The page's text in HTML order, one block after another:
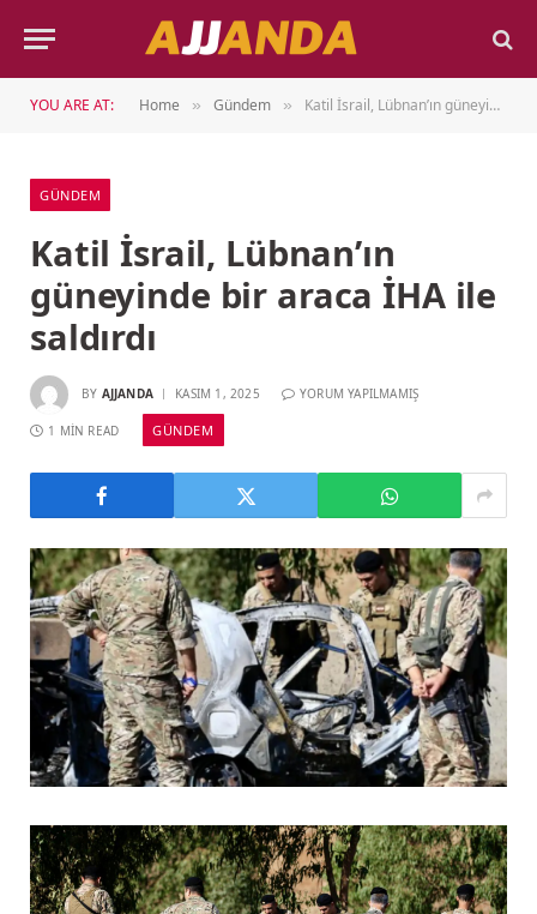
YOU ARE AT: Home » Gündem » Katil İsrail, Lübnan’ın güneyinde bir araca İHA ile saldırdı
GÜNDEM
Katil İsrail, Lübnan’ın
güneyinde bir araca İHA ile
saldırdı
BY AJJANDA KASIM 1, 2025 YORUM YAPILMAMIŞ
1 MIN READ GÜNDEM